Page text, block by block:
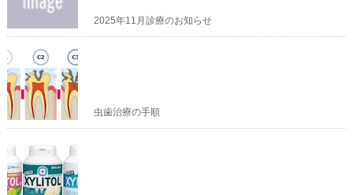
2025年11月診療のお知らせ
虫歯治療の手順